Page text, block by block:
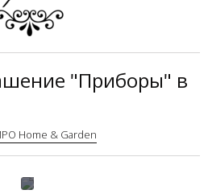
"Приборы" в
Home & Garden